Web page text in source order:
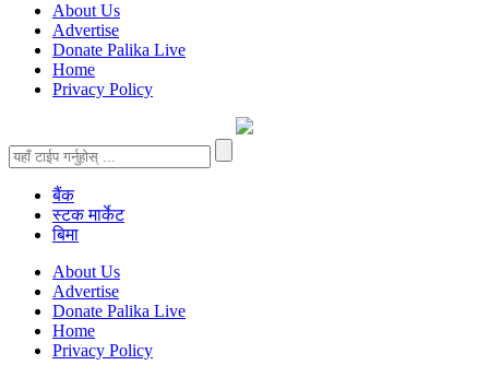
About Us
Advertise
Donate Palika Live
Home
Privacy Policy
बैंक
स्टक मार्केट
बिमा
About Us
Advertise
Donate Palika Live
Home
Privacy Policy